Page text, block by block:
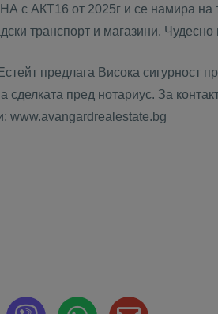
АКТ16 от 2025г и се намира на
транспорт и магазини.
предлага Висока сигурност
сделката пред нотариус. За
www.avangardrealestate.bg